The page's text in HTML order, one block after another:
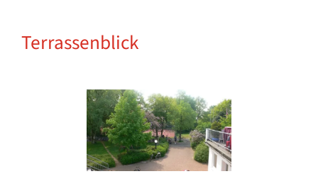
Terrassenblick